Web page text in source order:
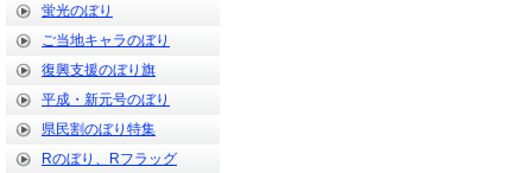
蛍光のぼり
ご当地キャラのぼり
復興支援のぼり旗
平成・新元号のぼり
県民割のぼり特集
Rのぼり、Rフラッグ